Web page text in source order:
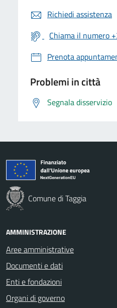
Richiedi assistenza
Chiama il numero
Prenota
Problemi in città
Segnala disservizio
Comune di Taggia
AMMINISTRAZIONE
Aree amministrative
Documenti e dati
Enti e fondazioni
Organi di governo